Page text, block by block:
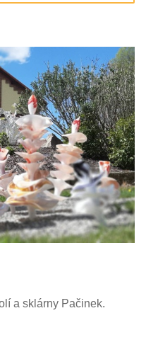
a sklárny Pačinek.